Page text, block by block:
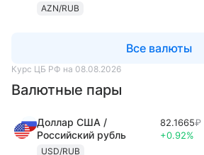
AZN/RUB
Все валюты
Курс ЦБ РФ на 08.08.2026
Валютные пары
Доллар США /
Российский рубль
USD/RUB
82.1665₽
+0.92%